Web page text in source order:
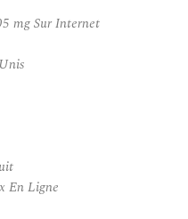
mg Sur Internet
En Ligne